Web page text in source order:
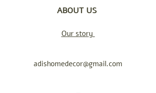
ABOUT US
Our story
adishomedecor@gmail.com